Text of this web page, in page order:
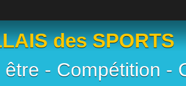
des SPORTS
- Compétition -